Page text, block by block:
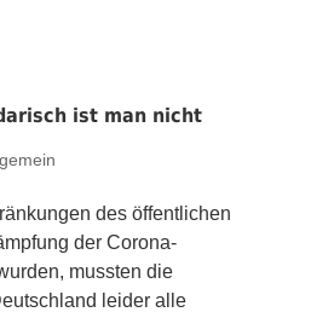
ist man nicht
des öffentlichen
der Corona-
mussten die
leider alle